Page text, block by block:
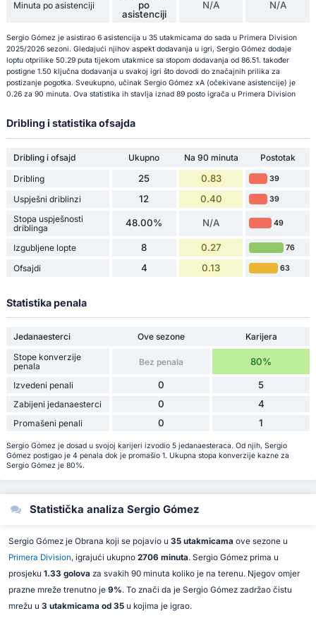
Minuta po asistenciji
po
asistenciji
N/A N/A
Sergio Gómez je asistirao 6 asistencija u 35 utakmicama do sada u Primera Division
2025/2026 sezoni. Gledajući njihov aspekt dodavanja u igri, Sergio Gómez dodaje
loptu otprilike 50.29 puta tijekom utakmice sa stopom dodavanja od 86.51. također
postigne 1.50 ključna dodavanja u svakoj igri što dovodi do značajnih prilika za
postizanje pogotka. Sveukupno, učinak Sergio Gómez xA (očekivane asistencije) je
0.26 za 90 minuta. Ova statistika ih stavlja iznad 89 posto igrača u Primera Division
Dribling i statistika ofsajda
Dribling i ofsajd Ukupno Na 90 minuta
Postotak
Dribling
25 0.83 39
Uspješni driblinzi 12 0.40 39
Stopa uspješnosti
driblinga
48.00% N/A 49
Izgubljene lopte 8 0.27 76
Ofsajdi 4 0.13 63
Statistika penala
Jedanaesterci Ove sezone
Karijera
Stope konverzije
penala
Bez penala 80%
Izvedeni penali 0 5
Zabijeni jedanaesterci 0 4
Promašeni penali 0 1
Sergio Gómez je dosad u svojoj karijeri izvodio 5 jedanaesteraca. Od njih, Sergio
Gómez postigao je 4 penala dok je promašio 1. Ukupna stopa konverzije kazne za
Sergio Gómez je 80%.
Statistička analiza Sergio Gómez
Sergio Gómez je Obrana koji se pojavio u 35 utakmicama ove sezone u
Primera Division, igrajući ukupno 2706 minuta. Sergio Gómez prima u
prosjeku 1.33 golova za svakih 90 minuta koliko je na terenu. Njegov omjer
prazne mreže trenutno je 9%. To znači da je Sergio Gómez zadržao čistu
mrežu u 3 utakmicama od 35u kojima je igrao.